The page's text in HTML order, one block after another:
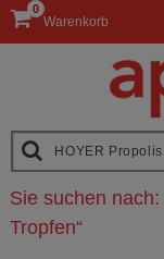
Warenkorb
0
Sie suchen nach:
Tropfen“